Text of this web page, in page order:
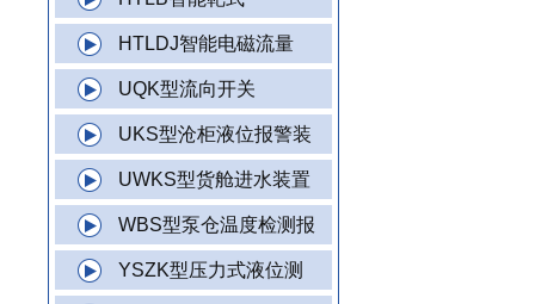
HTLDJ智能电磁流量
UQK型流向开关
UKS型沧柜液位报警装
UWKS型货舱进水装置
WBS型泵仓温度检测报
YSZK型压力式液位测